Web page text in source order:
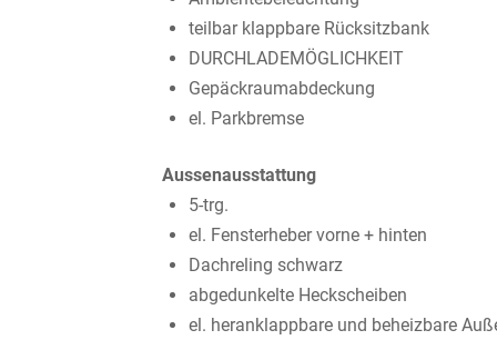
teilbar klappbare Rücksitzbank
DURCHLADEMÖGLICHKEIT
Gepäckraumabdeckung
el. Parkbremse
Aussenausstattung
5-trg.
el. Fensterheber vorne + hinten
Dachreling schwarz
abgedunkelte Heckscheiben
el. heranklappbare und beheizbare